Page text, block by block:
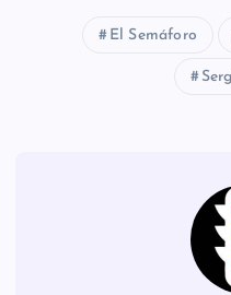
El Semáforo